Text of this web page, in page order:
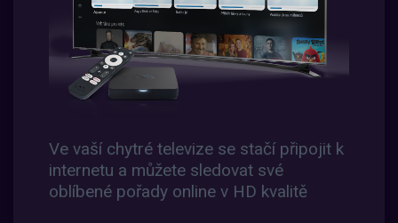
Ve vaší chytré televize se stačí připojit k
internetu a můžete sledovat své
oblíbené pořady online v HD kvalitě